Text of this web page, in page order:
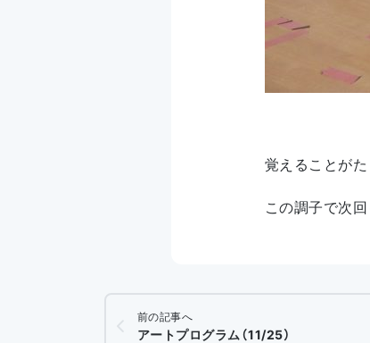
覚えることが
この調子で次回
前の記事へ
アートプログラム（11/25）